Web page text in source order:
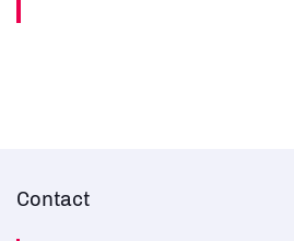
Contact